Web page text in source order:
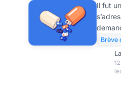
Il fut
vient
Brève